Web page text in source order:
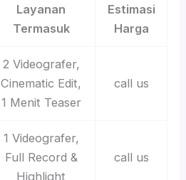
Layanan
Termasuk
Estimasi
Harga
2 Videografer,
Cinematic Edit,
1 Menit Teaser
call us
1 Videografer,
Full Record &
Highlight
call us